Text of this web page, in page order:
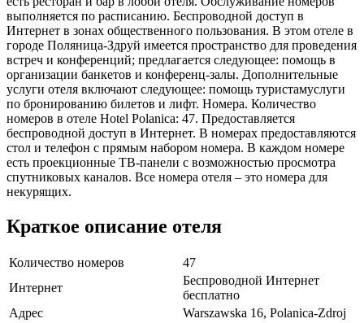
выполняется по расписанию. Беспроводной доступ в
Интернет в зонах общественного пользования. В этом отеле в
городе Поляница-Здруй имеется пространство для проведения
встреч и конференций; предлагается следующее: помощь в
организации банкетов и конференц-залы. Дополнительные
услуги отеля включают следующее: помощь туристамуслуги
по бронированию билетов и лифт. Номера. Количество
номеров в отеле Hotel Polanica: 47. Предоставляется
беспроводной доступ в Интернет. В номерах предоставляются
стол и телефон с прямым набором номера. В каждом номере
есть проекционные ТВ-панели с возможностью просмотра
спутниковых каналов. Все номера отеля – это номера для
некурящих.
Краткое описание отеля
Количество номеров
47
Интернет
Беспроводной Интернет
бесплатно
Адрес
Warszawska 16, Polanica-Zdroj